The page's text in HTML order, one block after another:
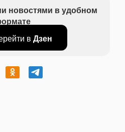
новостями в удобном
в Дзен